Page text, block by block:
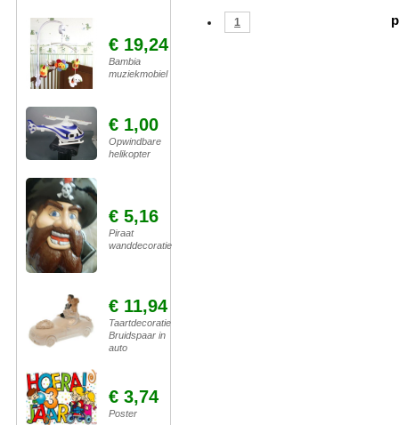
€ 19,24
Bambia
muziekmobiel
€ 1,00
Opwindbare
helikopter
€ 5,16
Piraat
wanddecoratie
€ 11,94
Taartdecoratie
Bruidspaar in
auto
€ 3,74
Poster
1